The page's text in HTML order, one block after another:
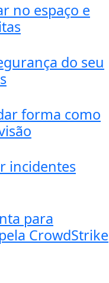
no espaço e
do seu
forma como
incidentes
para
CrowdStrike